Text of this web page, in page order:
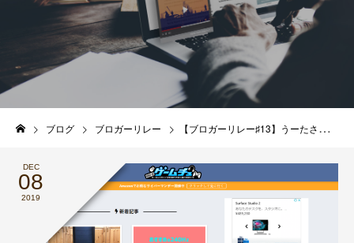
BLOG
ブログ ブロガーリレー 【ブロガーリレー♯13】うーたさんからシルバーさんのブログ「ゲームチュ」をご紹介します！
DEC
08
2019